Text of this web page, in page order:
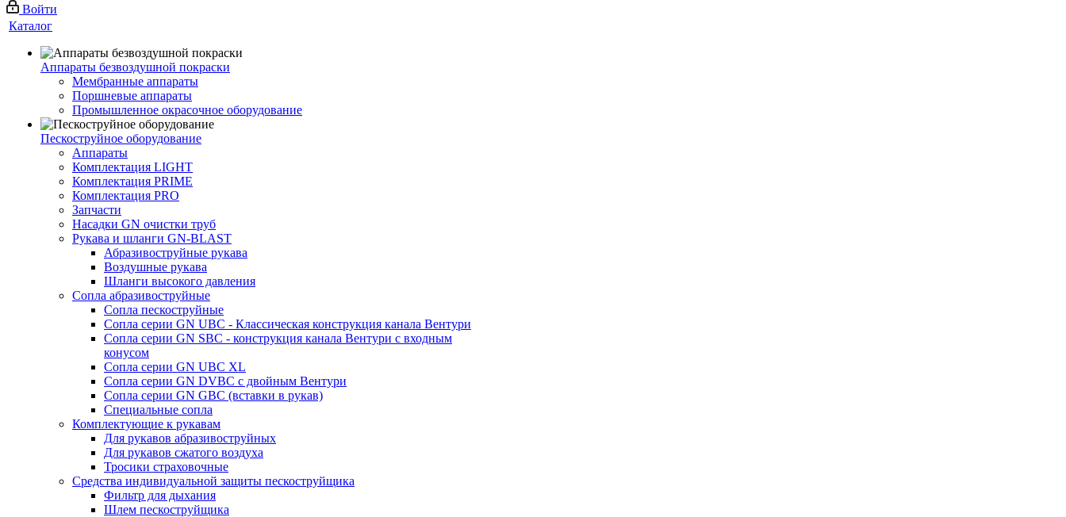
Войти
Каталог
Аппараты безвоздушной покраски
Мембранные аппараты
Поршневые аппараты
Промышленное окрасочное оборудование
Пескоструйное оборудование
Аппараты
Комплектация LIGHT
Комплектация PRIME
Комплектация PRO
Запчасти
Насадки GN очистки труб
Рукава и шланги GN-BLAST
Абразивоструйные рукава
Воздушные рукава
Шланги высокого давления
Сопла абразивоструйные
Сопла пескоструйные
Сопла серии GN UBC - Классическая конструкция канала Вентури
Сопла серии GN SBC - конструкция канала Вентури c входным
конусом
Сопла серии GN UBC XL
Сопла серии GN DVBC с двойным Вентури
Сопла серии GN GBC (вставки в рукав)
Специальные сопла
Комплектующие к рукавам
Для рукавов абразивоструйных
Для рукавов сжатого воздуха
Тросики страховочные
Средства индивидуальной защиты пескоструйщика
Фильтр для дыхания
Шлем пескоструйщика